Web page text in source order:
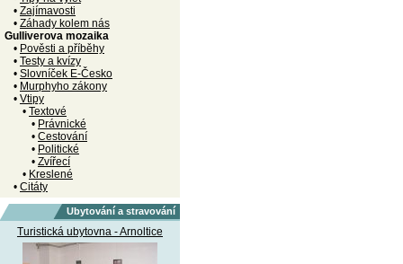
• Zajímavosti
• Záhady kolem nás
Gulliverova mozaika
• Pověsti a příběhy
• Testy a kvízy
• Slovníček E-Česko
• Murphyho zákony
• Vtipy
• Textové
• Právnické
• Cestování
• Politické
• Zvířecí
• Kreslené
• Citáty
Ubytování a stravování
Turistická ubytovna - Arnoltice